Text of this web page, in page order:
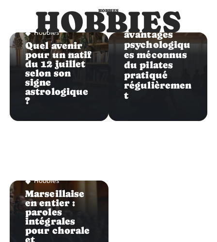
HOBBIES
HOBBIES
Hobbies
Quel avenir
pour un natif
du 12 juillet
selon son
signe
astrologique
?
Hobbies
Marseillaise
en entier :
paroles
intégrales
pour chorale
et
Hobbies
Les
avantages
psychologiqu
es méconnus
du pilates
pratiqué
régulièremen
t